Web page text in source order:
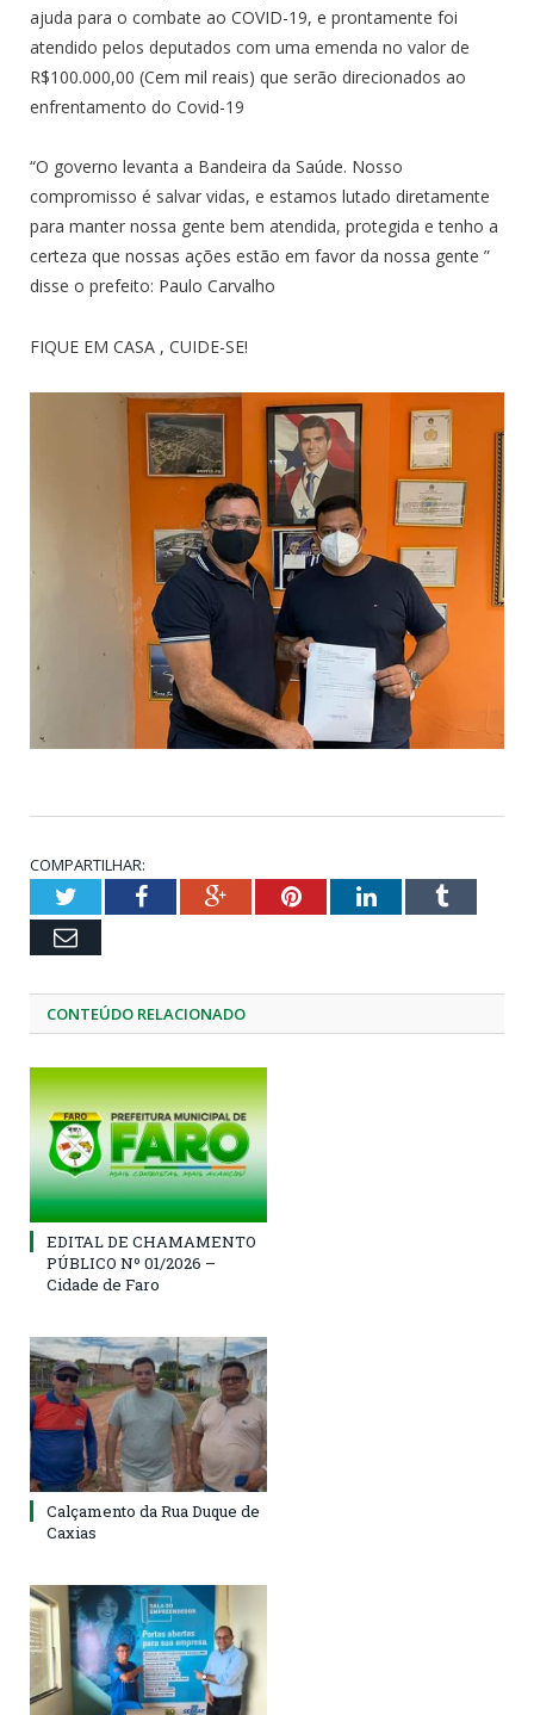
ajuda para o combate ao COVID-19, e prontamente foi
atendido pelos deputados com uma emenda no valor de
R$100.000,00 (Cem mil reais) que serão direcionados ao
enfrentamento do Covid-19
“O governo levanta a Bandeira da Saúde. Nosso
compromisso é salvar vidas, e estamos lutado diretamente
para manter nossa gente bem atendida, protegida e tenho a
certeza que nossas ações estão em favor da nossa gente ”
disse o prefeito: Paulo Carvalho
FIQUE EM CASA , CUIDE-SE!
COMPARTILHAR:
TwitterFacebookGoogle+PinterestLinkedInTumblr
Email
CONTEÚDO RELACIONADO
EDITAL DE CHAMAMENTO
PÚBLICO Nº 01/2026 –
Cidade de Faro
Calçamento da Rua Duque de
Caxias